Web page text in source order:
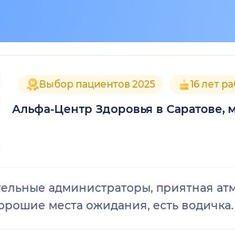
Выбор пациентов 2025 16 лет
Альфа-Центр Здоровья в Саратове,
администраторы, приятная
места ожидания, есть водичка.